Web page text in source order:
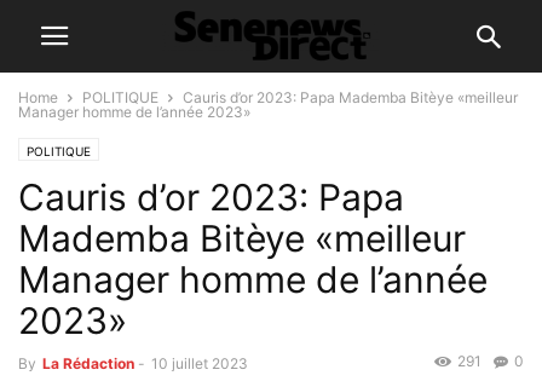
Home POLITIQUE
Cauris d’or 2023: Papa Mademba Bitèye «meilleur
Manager homme de l’année 2023»
POLITIQUE
Cauris d’or 2023: Papa
Mademba Bitèye «meilleur
Manager homme de l’année
2023»
By La Rédaction - 10 juillet 2023 0
291